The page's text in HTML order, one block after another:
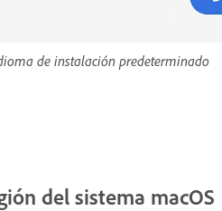
de instalación predeterminado
del sistema macOS